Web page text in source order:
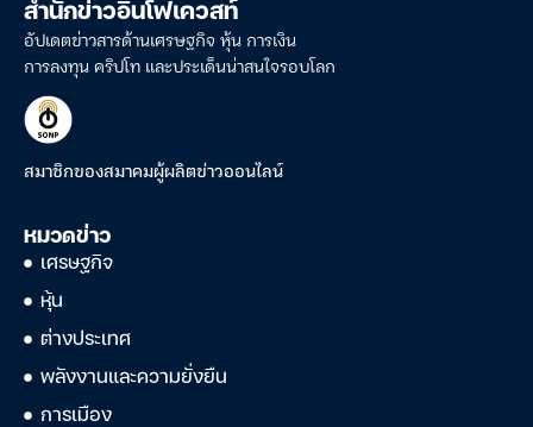
สำนักข่าวอินโฟเควสท์
อัปเดตข่าวสารด้านเศรษฐกิจ หุ้น การเงิน
การลงทุน คริปโท และประเด็นน่าสนใจรอบโลก
สมาชิกของสมาคมผู้ผลิตข่าวออนไลน์
หมวดข่าว
เศรษฐกิจ
หุ้น
ต่างประเทศ
พลังงานและความยั่งยืน
การเมือง